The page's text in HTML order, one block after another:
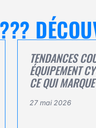
TENDANCES
ÉQUIPEMENT
CE QUI
27 mai 2026